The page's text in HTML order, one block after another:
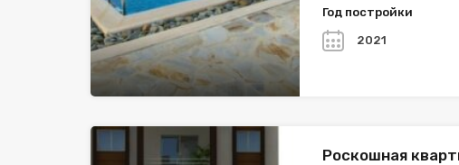
Год постройки
2021
Роскошная